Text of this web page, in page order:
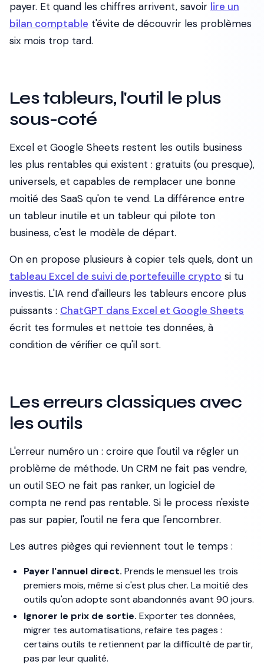
payer. Et quand les chiffres arrivent, savoir lire un
bilan comptable t'évite de découvrir les problèmes
six mois trop tard.
Les tableurs, l'outil le plus
sous-coté
Excel et Google Sheets restent les outils business
les plus rentables qui existent : gratuits (ou presque),
universels, et capables de remplacer une bonne
moitié des SaaS qu'on te vend. La différence entre
un tableur inutile et un tableur qui pilote ton
business, c'est le modèle de départ.
On en propose plusieurs à copier tels quels, dont un
tableau Excel de suivi de portefeuille crypto si tu
investis. L'IA rend d'ailleurs les tableurs encore plus
puissants : ChatGPT dans Excel et Google Sheets
écrit tes formules et nettoie tes données, à
condition de vérifier ce qu'il sort.
Les erreurs classiques avec
les outils
L'erreur numéro un : croire que l'outil va régler un
problème de méthode. Un CRM ne fait pas vendre,
un outil SEO ne fait pas ranker, un logiciel de
compta ne rend pas rentable. Si le process n'existe
pas sur papier, l'outil ne fera que l'encombrer.
Les autres pièges qui reviennent tout le temps :
Payer l'annuel direct. Prends le mensuel les trois
premiers mois, même si c'est plus cher. La moitié des
outils qu'on adopte sont abandonnés avant 90 jours.
Ignorer le prix de sortie. Exporter tes données,
migrer tes automatisations, refaire tes pages :
certains outils te retiennent par la difficulté de partir,
pas par leur qualité.